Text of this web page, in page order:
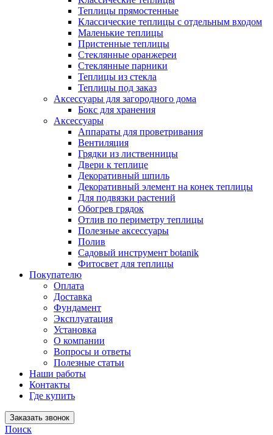
Теплицы прямостенные
Классические теплицы с отдельным входом
Маленькие теплицы
Пристенные теплицы
Стеклянные оранжереи
Стеклянные парники
Теплицы из стекла
Теплицы под заказ
Аксессуары для загородного дома
Бокс для хранения
Аксессуары
Аппараты для проветривания
Вентиляция
Грядки из лиственницы
Двери к теплице
Декоративный шпиль
Декоративный элемент на конек теплицы
Для подвязки растений
Обогрев грядок
Отлив по периметру теплицы
Полезные аксессуары
Полив
Садовый инструмент botanik
Фитосвет для теплицы
Покупателю
Оплата
Доставка
Фундамент
Эксплуатация
Установка
О компании
Вопросы и ответы
Полезные статьи
Наши работы
Контакты
Где купить
Заказать звонок
Поиск